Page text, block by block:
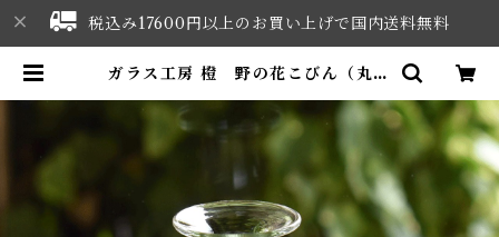
税込み17600円以上のお買い上げで国内送料無料
ガラス工房 橙 野の花こびん（丸・